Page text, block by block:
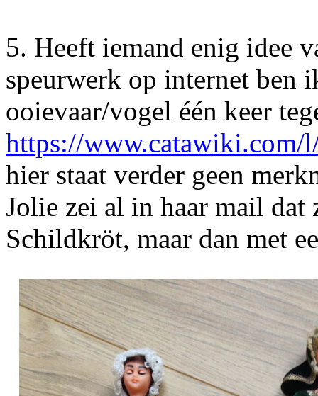
5. Heeft iemand enig idee
speurwerk op internet ben
ooievaar/vogel één keer
https://
hier staat verder geen
Jolie zei al in haar mail
Schildkröt, maar dan met